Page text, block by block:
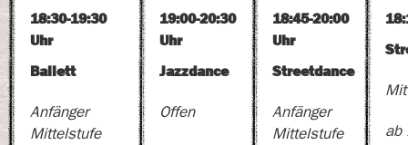
18:30-19:30
Uhr
Ballett
Anfänger
Mittelstufe
19:00-20:30
Uhr
Jazzdance
Offen
18:45-20:00
Uhr
Streetdance
Anfänger
Mittelstufe
ab